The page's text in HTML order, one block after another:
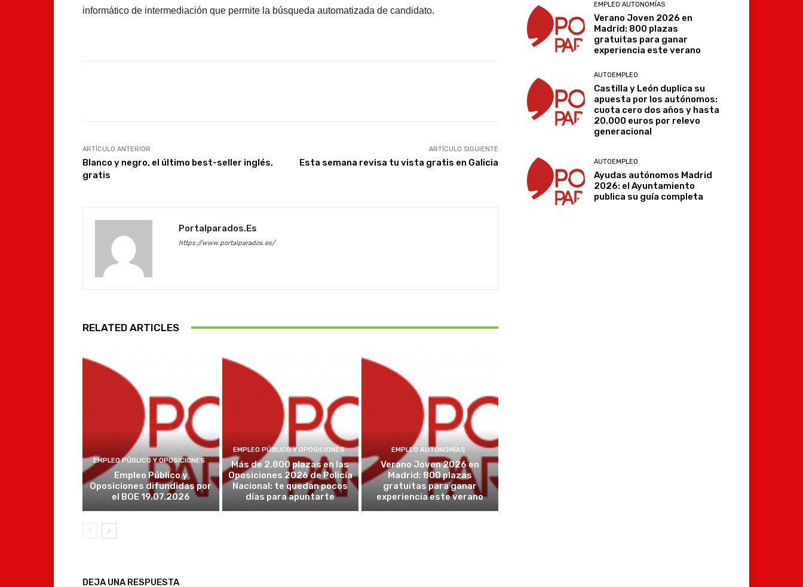
informático de intermediación que permite la búsqueda automatizada de candidato.
Imprimir Telegram
ARTÍCULO ANTERIOR
Blanco y negro, el último best-seller inglés,
gratis
ARTÍCULO SIGUIENTE
Esta semana revisa tu vista gratis en Galicia
Portalparados.es
https://www.portalparados.es/
RELATED ARTICLES
EMPLEO PÚBLICO Y OPOSICIONES
Empleo Público y
Oposiciones difundidas por
el BOE 19.07.2026
EMPLEO PÚBLICO Y OPOSICIONES
Más de 2.800 plazas en las
Oposiciones 2026 de Policía
Nacional: te quedan pocos
días para apuntarte
EMPLEO AUTONOMÍAS
Verano Joven 2026 en
Madrid: 800 plazas
gratuitas para ganar
experiencia este verano
DEJA UNA RESPUESTA
EMPLEO AUTONOMÍAS
Verano Joven 2026 en
Madrid: 800 plazas
gratuitas para ganar
experiencia este verano
AUTOEMPLEO
Castilla y León duplica su
apuesta por los autónomos:
cuota cero dos años y hasta
20.000 euros por relevo
generacional
AUTOEMPLEO
Ayudas autónomos Madrid
2026: el Ayuntamiento
publica su guía completa